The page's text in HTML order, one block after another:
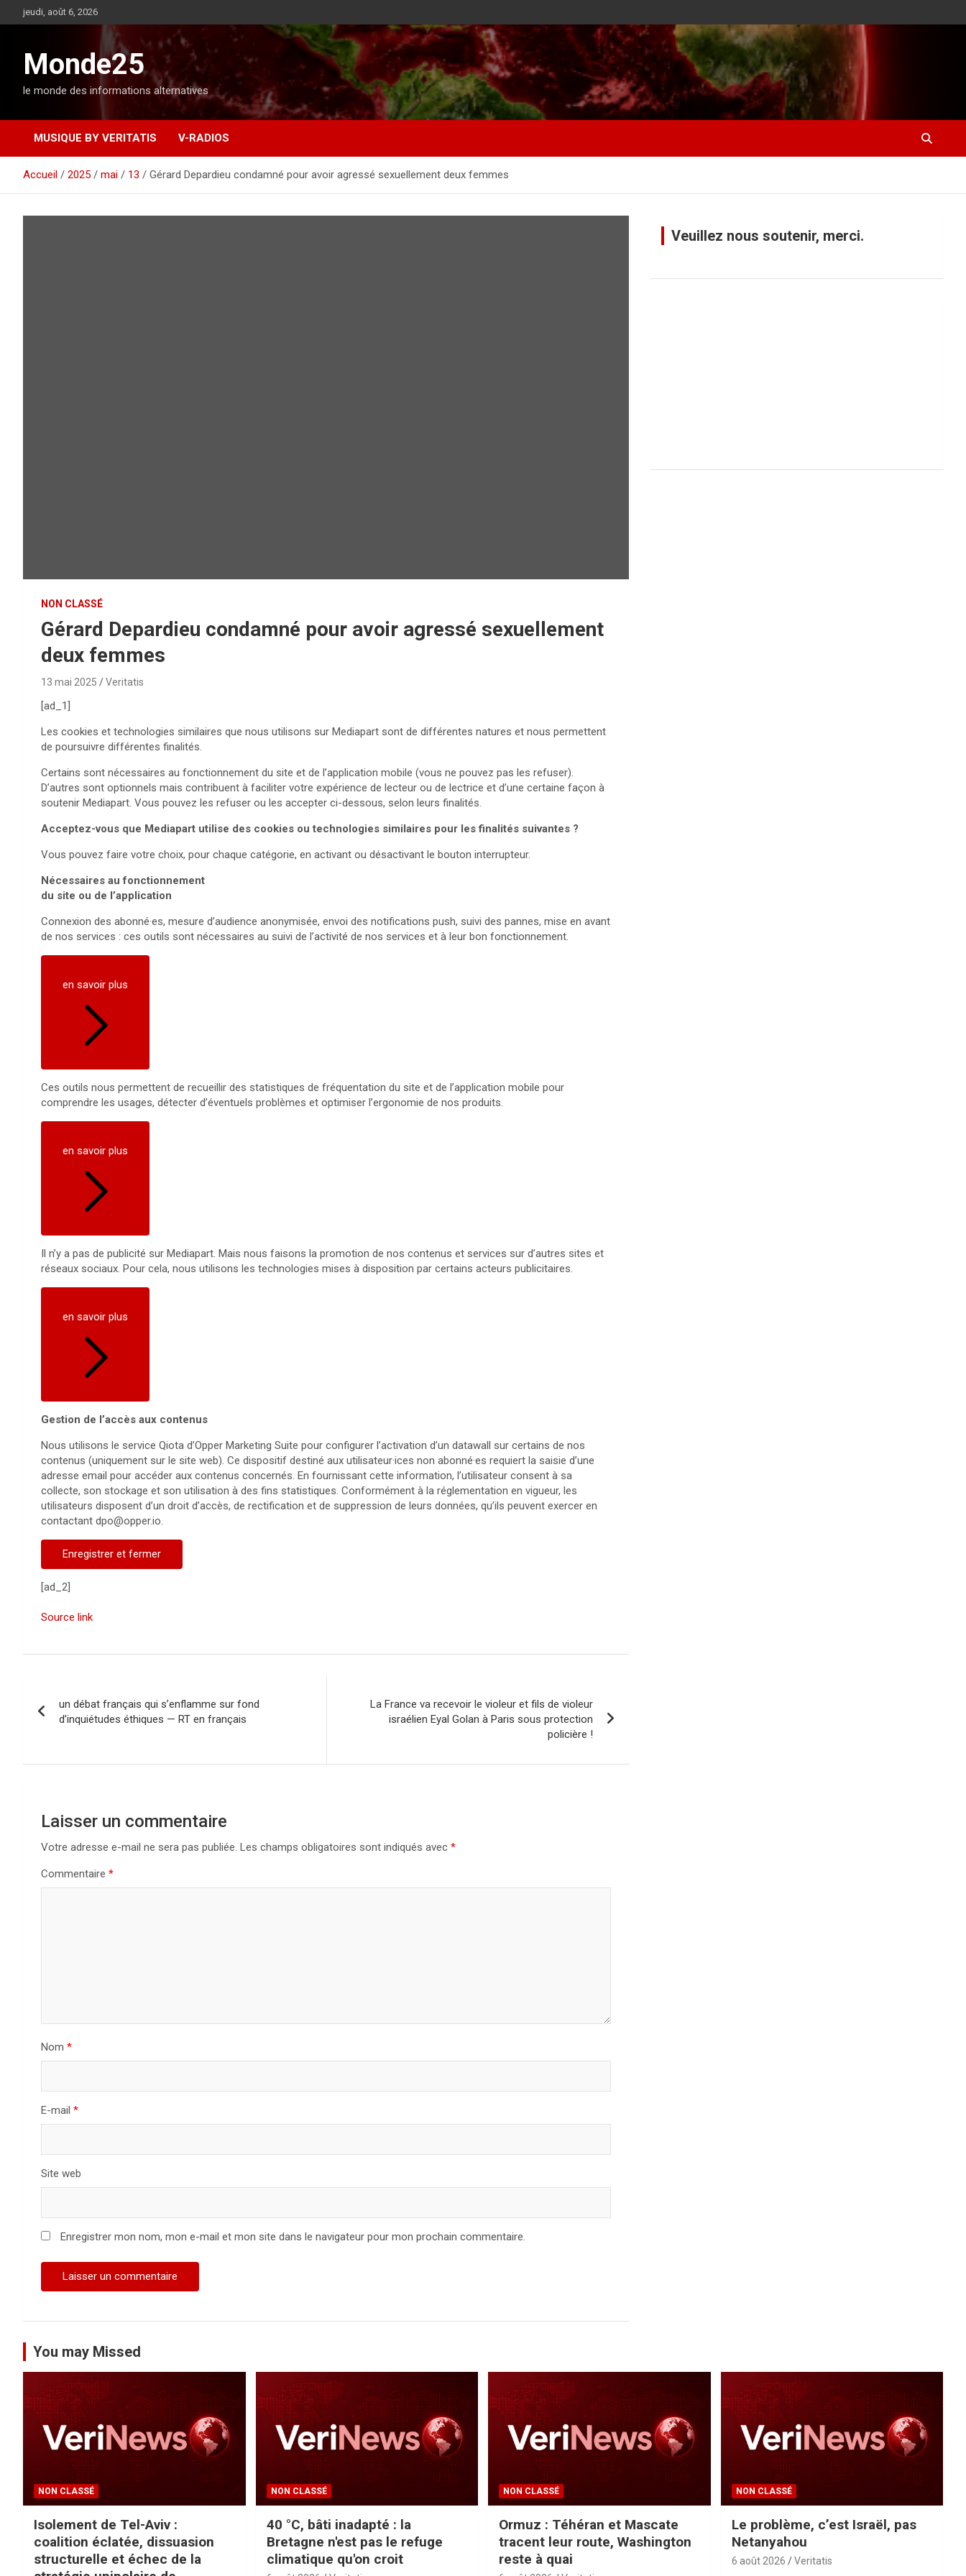
l
t
jeudi, août 6, 2026
Monde25
le monde des informations alternatives
MUSIQUE BY VERITATIS V-RADIOS
Accueil 2025 mai 13 Gérard Depardieu condamné pour avoir agressé sexuellement deux femmes
NON CLASSÉ
Gérard Depardieu condamné pour avoir agressé sexuellement
deux femmes
13 mai 2025 Veritatis
[ad_1]
Les cookies et technologies similaires que nous utilisons sur Mediapart sont de différentes natures et nous permettent
de poursuivre différentes finalités.
Certains sont nécessaires au fonctionnement du site et de l’application mobile (vous ne pouvez pas les refuser).
D’autres sont optionnels mais contribuent à faciliter votre expérience de lecteur ou de lectrice et d’une certaine façon à
soutenir Mediapart. Vous pouvez les refuser ou les accepter ci-dessous, selon leurs finalités.
Acceptez-vous que Mediapart utilise des cookies ou technologies similaires pour les finalités suivantes ?
Vous pouvez faire votre choix, pour chaque catégorie, en activant ou désactivant le bouton interrupteur.
Nécessaires au fonctionnement
du site ou de l’application
Connexion des abonné·es, mesure d’audience anonymisée, envoi des notifications push, suivi des pannes, mise en avant
de nos services : ces outils sont nécessaires au suivi de l’activité de nos services et à leur bon fonctionnement.
en savoir plus
Ces outils nous permettent de recueillir des statistiques de fréquentation du site et de l’application mobile pour
comprendre les usages, détecter d’éventuels problèmes et optimiser l’ergonomie de nos produits.
en savoir plus
Il n’y a pas de publicité sur Mediapart. Mais nous faisons la promotion de nos contenus et services sur d’autres sites et
réseaux sociaux. Pour cela, nous utilisons les technologies mises à disposition par certains acteurs publicitaires.
en savoir plus
Gestion de l’accès aux contenus
Nous utilisons le service Qiota d’Opper Marketing Suite pour configurer l’activation d’un datawall sur certains de nos
contenus (uniquement sur le site web). Ce dispositif destiné aux utilisateur·ices non abonné·es requiert la saisie d’une
adresse email pour accéder aux contenus concernés. En fournissant cette information, l’utilisateur consent à sa
collecte, son stockage et son utilisation à des fins statistiques. Conformément à la réglementation en vigueur, les
utilisateurs disposent d’un droit d’accès, de rectification et de suppression de leurs données, qu’ils peuvent exercer en
contactant dpo@opper.io.
Enregistrer et fermer
[ad_2]
Source link
un débat français qui s’enflamme sur fond
d’inquiétudes éthiques — RT en français
La France va recevoir le violeur et fils de violeur
israélien Eyal Golan à Paris sous protection
policière !
Laisser un commentaire
Votre adresse e-mail ne sera pas publiée. Les champs obligatoires sont indiqués avec *
Commentaire *
Nom *
E-mail *
Site web
Enregistrer mon nom, mon e-mail et mon site dans le navigateur pour mon prochain commentaire.
Veuillez nous soutenir, merci.
You may Missed
NON CLASSÉ
Isolement de Tel-Aviv :
coalition éclatée, dissuasion
structurelle et échec de la
NON CLASSÉ
40 °C, bâti inadapté : la
Bretagne n'est pas le refuge
climatique qu'on croit
NON CLASSÉ
Ormuz : Téhéran et Mascate
tracent leur route, Washington
reste à quai
NON CLASSÉ
Le problème, c’est Israël, pas
Netanyahou
6 août 2026 Veritatis